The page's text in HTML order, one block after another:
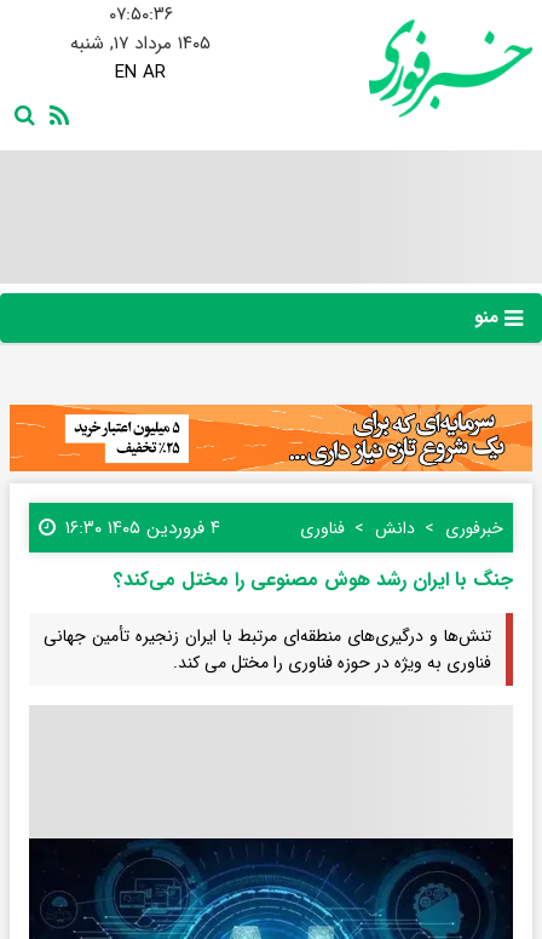
۰۷:۵۰:۳۶
۱۴۰۵ مرداد ۱۷, شنبه
EN AR
منو
خبرفوری دانش فناوری ۴ فروردین ۱۴۰۵ ۱۶:۳۰
جنگ با ایران رشد هوش مصنوعی را مختل می‌کند؟
تنش‌ها و درگیری‌های منطقه‌ای مرتبط با ایران زنجیره تأمین جهانی
فناوری به‌ ویژه در حوزه فناوری را مختل می کند.